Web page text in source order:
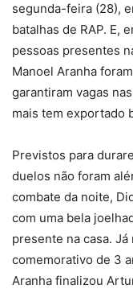
segunda-feira (28),
batalhas de RAP. E,
pessoas presentes
Manoel Aranha
garantiram vagas
mais tem exportado
Previstos para
duelos não foram
combate da noite,
com uma bela
presente na casa.
comemorativo de 3
Aranha finalizou